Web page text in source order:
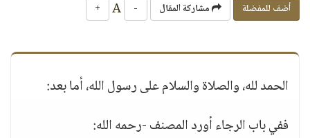
أضف للمفضلة مشاركة المقال -
+
الحمد لله، والصلاة والسلام على رسول الله، أما بعد:
ففي باب الرجاء أورد المصنف -رحمه الله: